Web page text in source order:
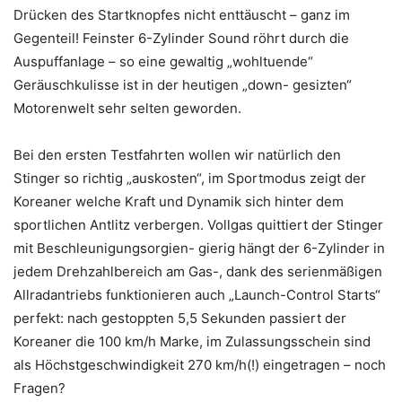
Drücken des Startknopfes nicht enttäuscht – ganz im
Gegenteil! Feinster 6-Zylinder Sound röhrt durch die
Auspuffanlage – so eine gewaltig „wohltuende“
Geräuschkulisse ist in der heutigen „down- gesizten“
Motorenwelt sehr selten geworden.
Bei den ersten Testfahrten wollen wir natürlich den
Stinger so richtig „auskosten“, im Sportmodus zeigt der
Koreaner welche Kraft und Dynamik sich hinter dem
sportlichen Antlitz verbergen. Vollgas quittiert der Stinger
mit Beschleunigungsorgien- gierig hängt der 6-Zylinder in
jedem Drehzahlbereich am Gas-, dank des serienmäßigen
Allradantriebs funktionieren auch „Launch-Control Starts“
perfekt: nach gestoppten 5,5 Sekunden passiert der
Koreaner die 100 km/h Marke, im Zulassungsschein sind
als Höchstgeschwindigkeit 270 km/h(!) eingetragen – noch
Fragen?